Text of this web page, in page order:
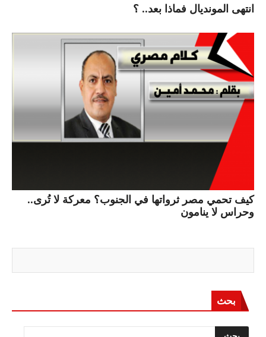
انتهى المونديال فماذا بعد.. ؟
كيف تحمي مصر ثرواتها في الجنوب؟ معركة لا تُرى..
وحراس لا ينامون
بحث